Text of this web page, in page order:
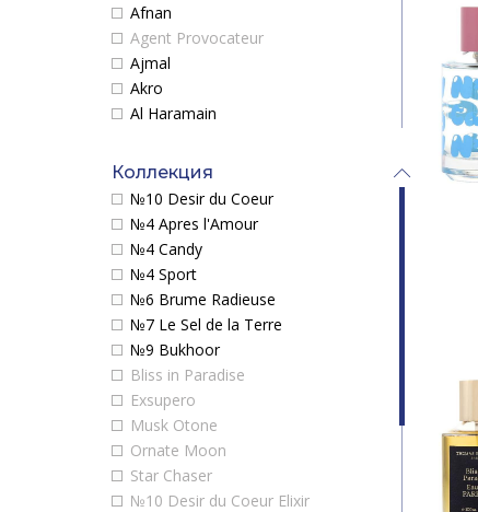
Afnan
Agent Provocateur
Ajmal
Akro
Al Haramain
Alex Simone
Alexander McQueen
Alexandre.J
Alfred Dunhill
Alghabra Parfums
Alyson Oldoini
Amouage
Angel Schlesser
Anna Sui
Annayake
Annick Goutal
Antonio Banderas
Aquolina
Arabesque Perfumes
Коллекция
Bliss in Paradise
Exsupero
Musk Otone
Ornate Moon
Star Chaser
№10 Desir du Coeur
№10 Desir du Coeur Elixir
№4 Apres l'Amour
№4 Candy
№4 Sport
№6 Brume Radieuse
№7 Le Sel de la Terre
№9 Bukhoor